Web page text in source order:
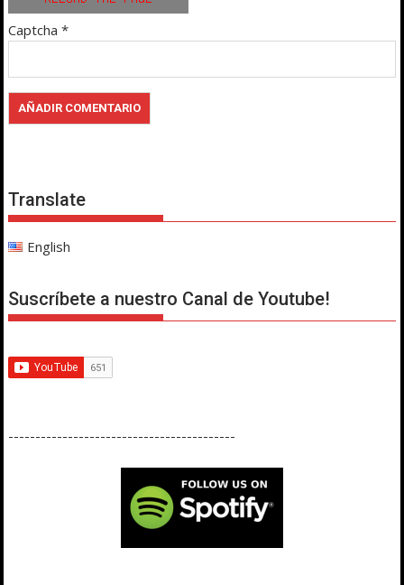
Captcha *
Translate
English
Suscríbete a nuestro Canal de Youtube!
------------------------------------------